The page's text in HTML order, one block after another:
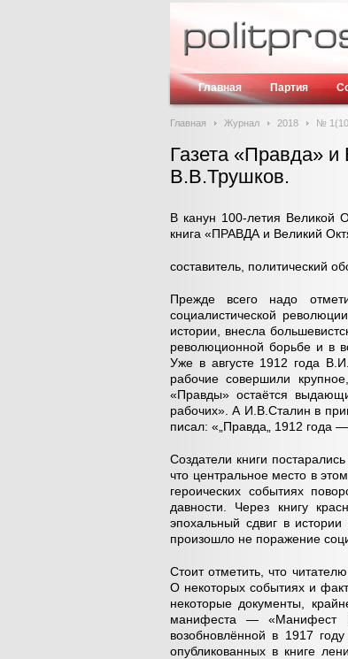
Главная Партия
Главная Журнал 2018 №
Газета «Правда» и
В.В.Трушков.
В канун 100-летия Великой
книга «ПРАВДА и Великий
составитель, политический
Прежде всего надо
социалистической
истории, внесла
революционной борьбе и в
Уже в августе 1912 года
рабочие совершили
«Правды» остаётся
рабочих». А И.В.Сталин в
писал: «„Правда„ 1912 года
Создатели книги
что центральное место в
героических событиях
давности. Через книгу
эпохальный сдвиг в
произошло не поражение
Стоит отметить, что
О некоторых событиях и
некоторые документы,
манифеста —
возобновлённой в 1917
опубликованных в книге